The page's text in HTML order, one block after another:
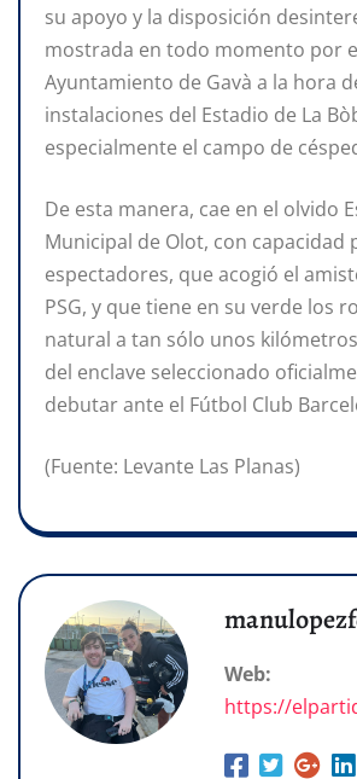
su apoyo y la disposición
mostrada en todo momento por
Ayuntamiento de Gavà a la hora
instalaciones del Estadio de La
especialmente el campo de
De esta manera, cae en el olvido
Municipal de Olot, con capacidad
espectadores, que acogió el
PSG, y que tiene en su verde los
natural a tan sólo unos
del enclave seleccionado
debutar ante el Fútbol Club
(Fuente: Levante Las Planas)
Web:
https://